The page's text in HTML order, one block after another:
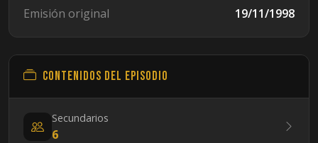
Emisión original 19/11/1998
Contenidos del episodio
Secundarios
6